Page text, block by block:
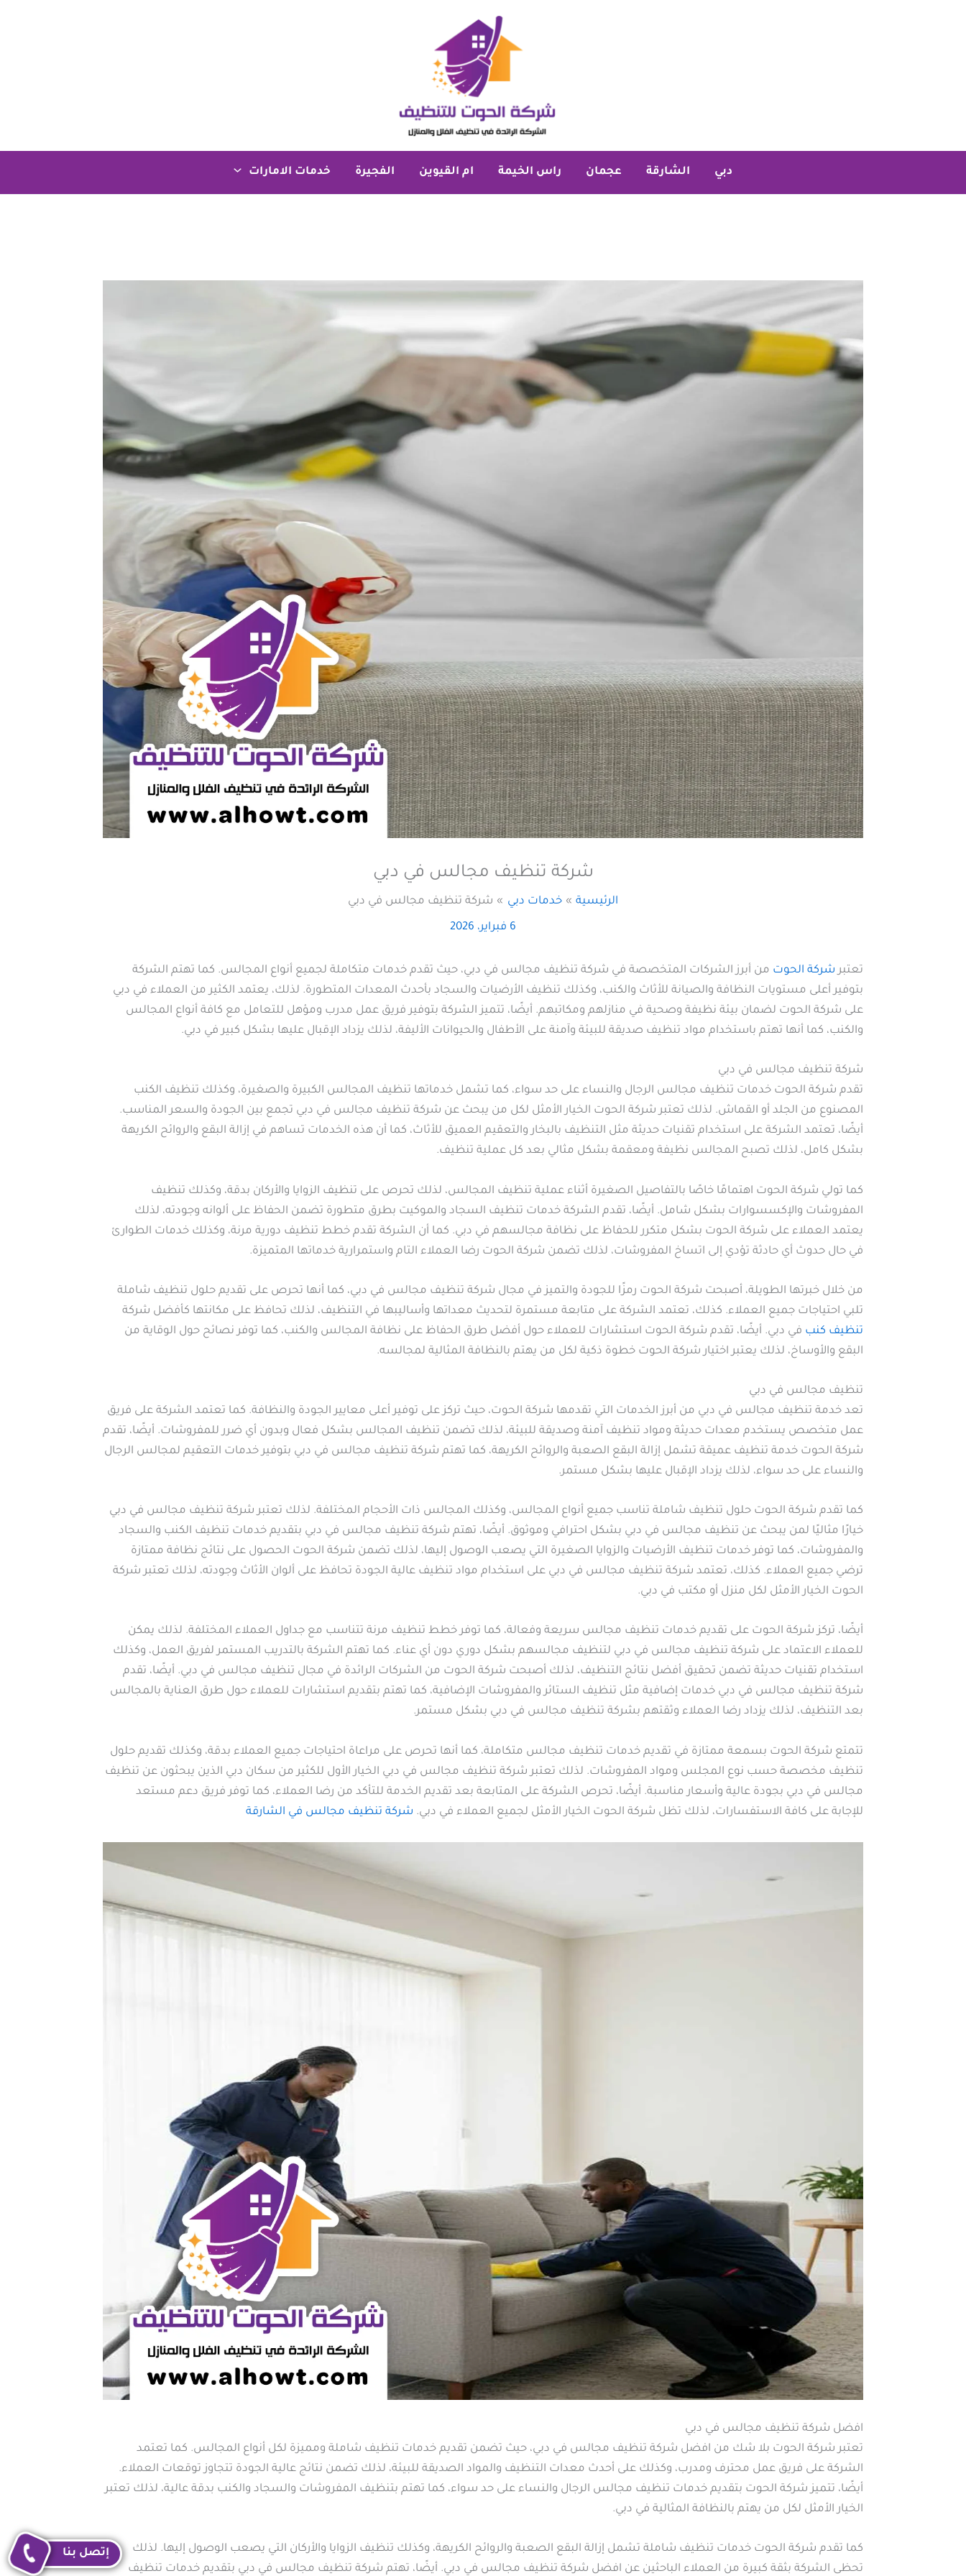
دبي الشارقة عجمان راس الخيمة ام القيوين الفجيرة خدمات الامارات
شركة تنظيف مجالس في دبي
الرئيسية خدمات دبي شركة تنظيف مجالس في دبي
6 فبراير، 2026
تعتبر شركة الحوت من أبرز الشركات المتخصصة في شركة تنظيف مجالس في دبي، حيث تقدم خدمات متكاملة لجميع أنواع المجالس. كما تهتم الشركة
بتوفير أعلى مستويات النظافة والصيانة للأثاث والكنب، وكذلك تنظيف الأرضيات والسجاد بأحدث المعدات المتطورة. لذلك، يعتمد الكثير من العملاء في دبي
على شركة الحوت لضمان بيئة نظيفة وصحية في منازلهم ومكاتبهم. أيضًا، تتميز الشركة بتوفير فريق عمل مدرب ومؤهل للتعامل مع كافة أنواع المجالس
والكنب، كما أنها تهتم باستخدام مواد تنظيف صديقة للبيئة وآمنة على الأطفال والحيوانات الأليفة، لذلك يزداد الإقبال عليها بشكل كبير في دبي.
شركة تنظيف مجالس في دبي
تقدم شركة الحوت خدمات تنظيف مجالس الرجال والنساء على حد سواء، كما تشمل خدماتها تنظيف المجالس الكبيرة والصغيرة، وكذلك تنظيف الكنب
المصنوع من الجلد أو القماش. لذلك تعتبر شركة الحوت الخيار الأمثل لكل من يبحث عن شركة تنظيف مجالس في دبي تجمع بين الجودة والسعر المناسب.
أيضًا، تعتمد الشركة على استخدام تقنيات حديثة مثل التنظيف بالبخار والتعقيم العميق للأثاث، كما أن هذه الخدمات تساهم في إزالة البقع والروائح الكريهة
بشكل كامل، لذلك تصبح المجالس نظيفة ومعقمة بشكل مثالي بعد كل عملية تنظيف.
كما تولي شركة الحوت اهتمامًا خاصًا بالتفاصيل الصغيرة أثناء عملية تنظيف المجالس، لذلك تحرص على تنظيف الزوايا والأركان بدقة، وكذلك تنظيف
المفروشات والإكسسوارات بشكل شامل. أيضًا، تقدم الشركة خدمات تنظيف السجاد والموكيت بطرق متطورة تضمن الحفاظ على ألوانه وجودته، لذلك
يعتمد العملاء على شركة الحوت بشكل متكرر للحفاظ على نظافة مجالسهم في دبي. كما أن الشركة تقدم خطط تنظيف دورية مرنة، وكذلك خدمات الطوارئ
في حال حدوث أي حادثة تؤدي إلى اتساخ المفروشات، لذلك تضمن شركة الحوت رضا العملاء التام واستمرارية خدماتها المتميزة.
من خلال خبرتها الطويلة، أصبحت شركة الحوت رمزًا للجودة والتميز في مجال شركة تنظيف مجالس في دبي، كما أنها تحرص على تقديم حلول تنظيف شاملة
تلبي احتياجات جميع العملاء. كذلك، تعتمد الشركة على متابعة مستمرة لتحديث معداتها وأساليبها في التنظيف، لذلك تحافظ على مكانتها كأفضل شركة
تنظيف كنب في دبي. أيضًا، تقدم شركة الحوت استشارات للعملاء حول أفضل طرق الحفاظ على نظافة المجالس والكنب، كما توفر نصائح حول الوقاية من
البقع والأوساخ، لذلك يعتبر اختيار شركة الحوت خطوة ذكية لكل من يهتم بالنظافة المثالية لمجالسه.
تنظيف مجالس في دبي
تعد خدمة تنظيف مجالس في دبي من أبرز الخدمات التي تقدمها شركة الحوت، حيث تركز على توفير أعلى معايير الجودة والنظافة. كما تعتمد الشركة على فريق
عمل متخصص يستخدم معدات حديثة ومواد تنظيف آمنة وصديقة للبيئة، لذلك تضمن تنظيف المجالس بشكل فعال وبدون أي ضرر للمفروشات. أيضًا، تقدم
شركة الحوت خدمة تنظيف عميقة تشمل إزالة البقع الصعبة والروائح الكريهة، كما تهتم شركة تنظيف مجالس في دبي بتوفير خدمات التعقيم لمجالس الرجال
والنساء على حد سواء، لذلك يزداد الإقبال عليها بشكل مستمر.
كما تقدم شركة الحوت حلول تنظيف شاملة تناسب جميع أنواع المجالس، وكذلك المجالس ذات الأحجام المختلفة. لذلك تعتبر شركة تنظيف مجالس في دبي
خيارًا مثاليًا لمن يبحث عن تنظيف مجالس في دبي بشكل احترافي وموثوق. أيضًا، تهتم شركة تنظيف مجالس في دبي بتقديم خدمات تنظيف الكنب والسجاد
والمفروشات، كما توفر خدمات تنظيف الأرضيات والزوايا الصغيرة التي يصعب الوصول إليها، لذلك تضمن شركة الحوت الحصول على نتائج نظافة ممتازة
ترضي جميع العملاء. كذلك، تعتمد شركة تنظيف مجالس في دبي على استخدام مواد تنظيف عالية الجودة تحافظ على ألوان الأثاث وجودته، لذلك تعتبر شركة
الحوت الخيار الأمثل لكل منزل أو مكتب في دبي.
أيضًا، تركز شركة الحوت على تقديم خدمات تنظيف مجالس سريعة وفعالة، كما توفر خطط تنظيف مرنة تتناسب مع جداول العملاء المختلفة. لذلك يمكن
للعملاء الاعتماد على شركة تنظيف مجالس في دبي لتنظيف مجالسهم بشكل دوري دون أي عناء. كما تهتم الشركة بالتدريب المستمر لفريق العمل، وكذلك
استخدام تقنيات حديثة تضمن تحقيق أفضل نتائج التنظيف، لذلك أصبحت شركة الحوت من الشركات الرائدة في مجال تنظيف مجالس في دبي. أيضًا، تقدم
شركة تنظيف مجالس في دبي خدمات إضافية مثل تنظيف الستائر والمفروشات الإضافية، كما تهتم بتقديم استشارات للعملاء حول طرق العناية بالمجالس
بعد التنظيف، لذلك يزداد رضا العملاء وثقتهم بشركة تنظيف مجالس في دبي بشكل مستمر.
تتمتع شركة الحوت بسمعة ممتازة في تقديم خدمات تنظيف مجالس متكاملة، كما أنها تحرص على مراعاة احتياجات جميع العملاء بدقة، وكذلك تقديم حلول
تنظيف مخصصة حسب نوع المجلس ومواد المفروشات. لذلك تعتبر شركة تنظيف مجالس في دبي الخيار الأول للكثير من سكان دبي الذين يبحثون عن تنظيف
مجالس في دبي بجودة عالية وأسعار مناسبة. أيضًا، تحرص الشركة على المتابعة بعد تقديم الخدمة للتأكد من رضا العملاء، كما توفر فريق دعم مستعد
للإجابة على كافة الاستفسارات، لذلك تظل شركة الحوت الخيار الأمثل لجميع العملاء في دبي. شركة تنظيف مجالس في الشارقة
افضل شركة تنظيف مجالس في دبي
تعتبر شركة الحوت بلا شك من افضل شركة تنظيف مجالس في دبي، حيث تضمن تقديم خدمات تنظيف شاملة ومميزة لكل أنواع المجالس. كما تعتمد
الشركة على فريق عمل محترف ومدرب، وكذلك على أحدث معدات التنظيف والمواد الصديقة للبيئة، لذلك تضمن نتائج عالية الجودة تتجاوز توقعات العملاء.
أيضًا، تتميز شركة الحوت بتقديم خدمات تنظيف مجالس الرجال والنساء على حد سواء، كما تهتم بتنظيف المفروشات والسجاد والكنب بدقة عالية، لذلك تعتبر
الخيار الأمثل لكل من يهتم بالنظافة المثالية في دبي.
كما تقدم شركة الحوت خدمات تنظيف شاملة تشمل إزالة البقع الصعبة والروائح الكريهة، وكذلك تنظيف الزوايا والأركان التي يصعب الوصول إليها. لذلك
تحظى الشركة بثقة كبيرة من العملاء الباحثين عن افضل شركة تنظيف مجالس في دبي. أيضًا، تهتم شركة تنظيف مجالس في دبي بتقديم خدمات تنظيف
إتصل بنا